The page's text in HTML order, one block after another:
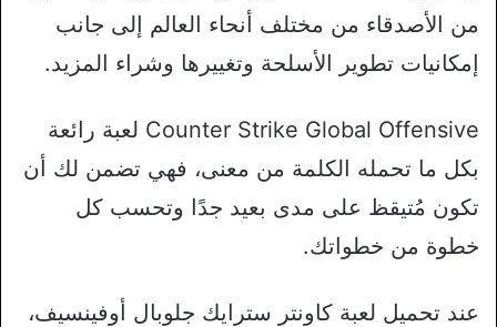
من الأصدقاء من مختلف أنحاء العالم إلى جانب
إمكانيات تطوير الأسلحة وتغييرها وشراء المزيد.
Counter Strike Global Offensive لعبة رائعة
بكل ما تحمله الكلمة من معنى، فهي تضمن لك أن
تكون مُتيقظ على مدى بعيد جدًا وتحسب كل
خطوة من خطواتك.
عند تحميل لعبة كاونتر سترايك جلوبال أوفينسيف،